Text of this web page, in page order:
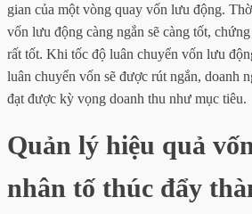
gian của một vòng quay vốn lưu động.
vốn lưu động càng ngắn sẽ càng tốt,
rất tốt. Khi tốc độ luân chuyển vốn lưu
luân chuyển vốn sẽ được rút ngắn, doanh
đạt được kỳ vọng doanh thu như mục tiêu.
Quản lý hiệu quả
nhân tố thúc đẩy